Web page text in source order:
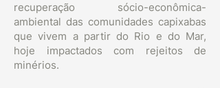
recuperação sócio-econômica-
ambiental das comunidades capixabas
que vivem a partir do Rio e do Mar,
hoje impactados com rejeitos de
minérios.